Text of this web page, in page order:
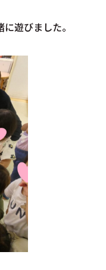
遊びました。